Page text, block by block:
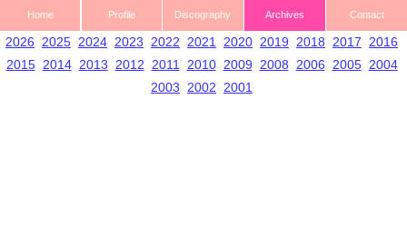
2026 2025 2024 2023 2022 2021 2020 2019 2018 2017
2016
2015 2014 2013 2012 2011 2010 2009 2008 2006 2005 2004
2003
2002 2001
Home Profile Discography Archives Contact